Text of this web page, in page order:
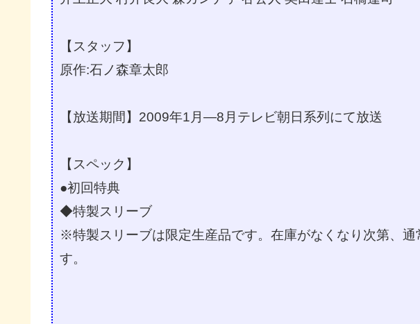
【スタッフ】
原作:石ノ森章太郎
【放送期間】2009年1月―8月テレビ朝日系列にて放送
【スペック】
●初回特典
◆特製スリーブ
※特製スリーブは限定生産品です。在庫がなくなり次第、通
す。